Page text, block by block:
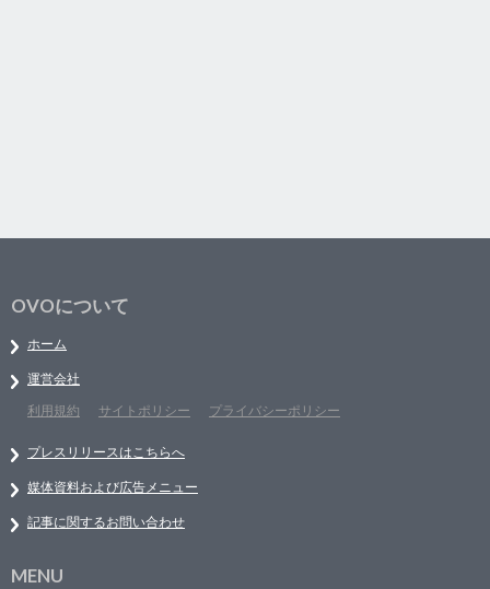
OVOについて
ホーム
運営会社
利用規約
サイトポリシー プライバシーポリシー
プレスリリースはこちらへ
媒体資料および広告メニュー
記事に関するお問い合わせ
MENU